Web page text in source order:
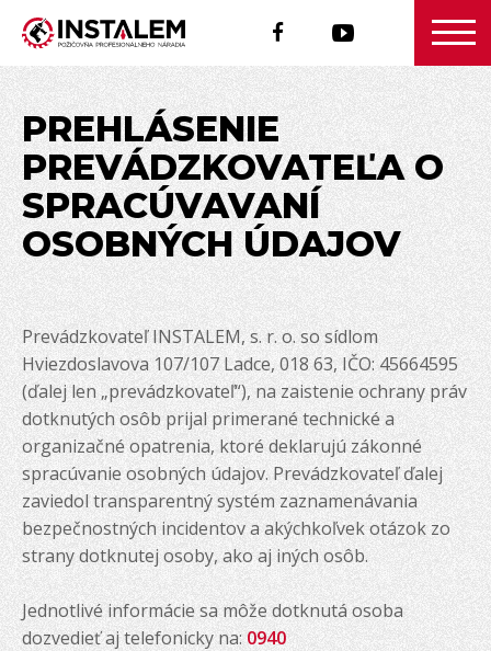
PREHLÁSENIE
PREVÁDZKOVATEĽA O
SPRACÚVAVANÍ
OSOBNÝCH ÚDAJOV
Prevádzkovateľ INSTALEM, s. r. o. so sídlom
Hviezdoslavova 107/107 Ladce, 018 63, IČO: 45664595
(ďalej len „prevádzkovateľ“), na zaistenie ochrany práv
dotknutých osôb prijal primerané technické a
organizačné opatrenia, ktoré deklarujú zákonné
spracúvanie osobných údajov. Prevádzkovateľ ďalej
zaviedol transparentný systém zaznamenávania
bezpečnostných incidentov a akýchkoľvek otázok zo
strany dotknutej osoby, ako aj iných osôb.
Jednotlivé informácie sa môže dotknutá osoba
dozvedieť aj telefonicky na:0940